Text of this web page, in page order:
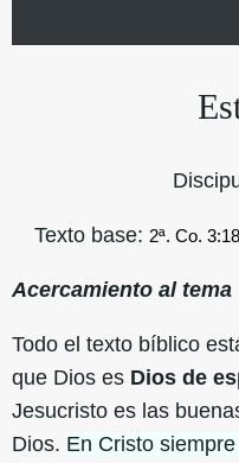
Texto base: 2ª. Co.
Acercamiento al tema
Todo el texto bíblico
que Dios es Dios de
Jesucristo es las
Dios. En Cristo